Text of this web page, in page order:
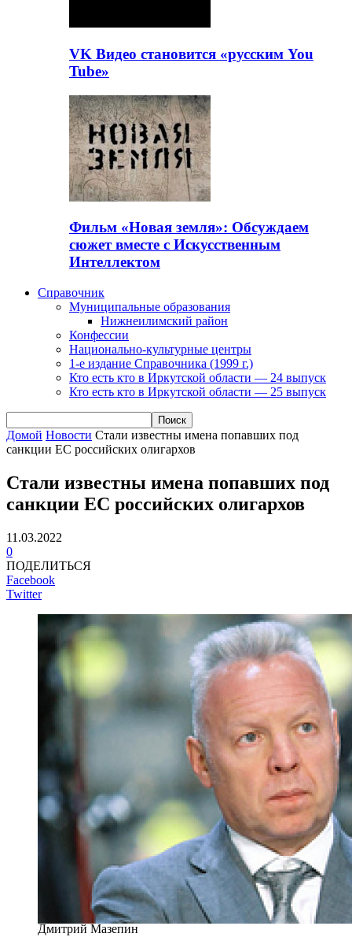
VK Видео становится «русским You
Tube»
Фильм «Новая земля»: Обсуждаем
сюжет вместе с Искусственным
Интеллектом
Справочник
Муниципальные образования
Нижнеилимский район
Конфессии
Национально-культурные центры
1-е издание Справочника (1999 г.)
Кто есть кто в Иркутской области — 24 выпуск
Кто есть кто в Иркутской области — 25 выпуск
Домой Новости Стали известны имена попавших под
санкции ЕС российских олигархов
Стали известны имена попавших под
санкции ЕС российских олигархов
11.03.2022
0
ПОДЕЛИТЬСЯ
Facebook
Twitter
Дмитрий Мазепин